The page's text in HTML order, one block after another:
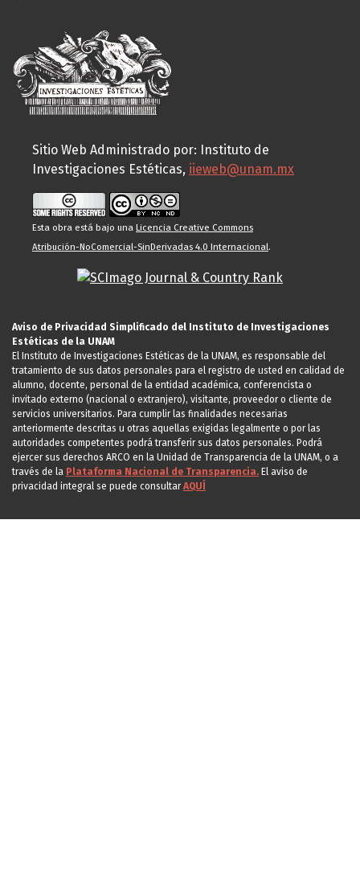
Sitio Web Administrado por: Instituto de
Investigaciones Estéticas, iieweb@unam.mx
Esta obra está bajo una Licencia Creative Commons
Atribución-NoComercial-SinDerivadas 4.0 Internacional.
Aviso de Privacidad Simplificado del Instituto de Investigaciones
Estéticas de la UNAM
El Instituto de Investigaciones Estéticas de la UNAM, es responsable del
tratamiento de sus datos personales para el registro de usted en calidad de
alumno, docente, personal de la entidad académica, conferencista o
invitado externo (nacional o extranjero), visitante, proveedor o cliente de
servicios universitarios. Para cumplir las finalidades necesarias
anteriormente descritas u otras aquellas exigidas legalmente o por las
autoridades competentes podrá transferir sus datos personales. Podrá
ejercer sus derechos ARCO en la Unidad de Transparencia de la UNAM, o a
través de la Plataforma Nacional de Transparencia. El aviso de
privacidad integral se puede consultarAQUÍ